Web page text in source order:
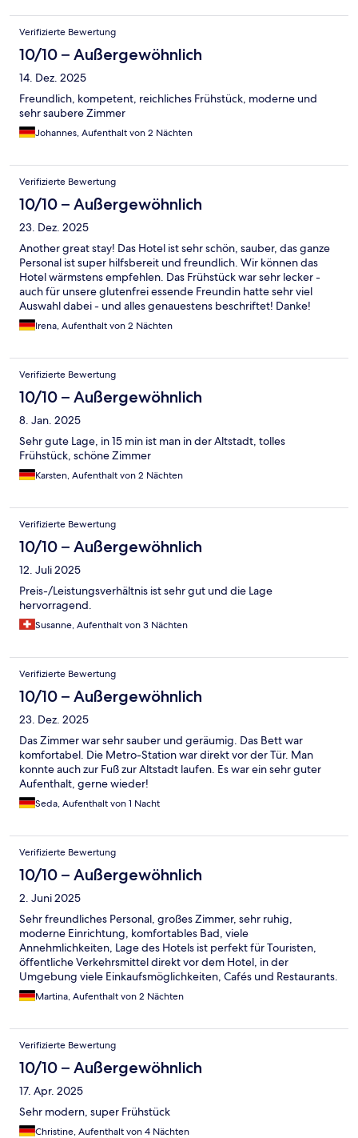
Verifizierte Bewertung
10/10 – Außergewöhnlich
14. Dez. 2025
Freundlich, kompetent, reichliches Frühstück, moderne und
sehr saubere Zimmer
Johannes, Aufenthalt von 2 Nächten
Verifizierte Bewertung
10/10 – Außergewöhnlich
23. Dez. 2025
Another great stay! Das Hotel ist sehr schön, sauber, das ganze
Personal ist super hilfsbereit und freundlich. Wir können das
Hotel wärmstens empfehlen. Das Frühstück war sehr lecker -
auch für unsere glutenfrei essende Freundin hatte sehr viel
Auswahl dabei - und alles genauestens beschriftet! Danke!
Irena, Aufenthalt von 2 Nächten
Verifizierte Bewertung
10/10 – Außergewöhnlich
8. Jan. 2025
Sehr gute Lage, in 15 min ist man in der Altstadt, tolles
Frühstück, schöne Zimmer
Karsten, Aufenthalt von 2 Nächten
Verifizierte Bewertung
10/10 – Außergewöhnlich
12. Juli 2025
Preis-/Leistungsverhältnis ist sehr gut und die Lage
hervorragend.
Susanne, Aufenthalt von 3 Nächten
Verifizierte Bewertung
10/10 – Außergewöhnlich
23. Dez. 2025
Das Zimmer war sehr sauber und geräumig. Das Bett war
komfortabel. Die Metro-Station war direkt vor der Tür. Man
konnte auch zur Fuß zur Altstadt laufen. Es war ein sehr guter
Aufenthalt, gerne wieder!
Seda, Aufenthalt von 1 Nacht
Verifizierte Bewertung
10/10 – Außergewöhnlich
2. Juni 2025
Sehr freundliches Personal, großes Zimmer, sehr ruhig,
moderne Einrichtung, komfortables Bad, viele
Annehmlichkeiten, Lage des Hotels ist perfekt für Touristen,
öffentliche Verkehrsmittel direkt vor dem Hotel, in der
Umgebung viele Einkaufsmöglichkeiten, Cafés und Restaurants.
Martina, Aufenthalt von 2 Nächten
Verifizierte Bewertung
10/10 – Außergewöhnlich
17. Apr. 2025
Sehr modern, super Frühstück
Christine, Aufenthalt von 4 Nächten